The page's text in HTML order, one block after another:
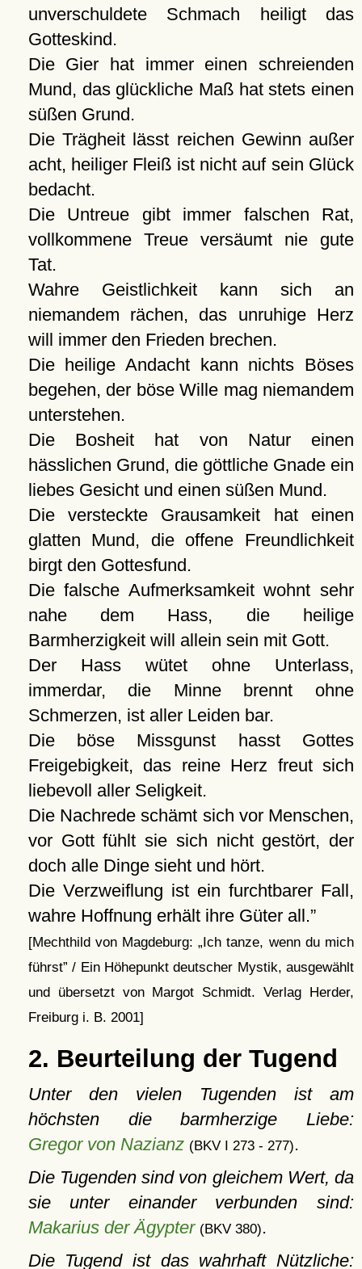
unverschuldete Schmach heiligt das
Gotteskind.
Die Gier hat immer einen schreienden
Mund, das glückliche Maß hat stets einen
süßen Grund.
Die Trägheit lässt reichen Gewinn außer
acht, heiliger Fleiß ist nicht auf sein Glück
bedacht.
Die Untreue gibt immer falschen Rat,
vollkommene Treue versäumt nie gute
Tat.
Wahre Geistlichkeit kann sich an
niemandem rächen, das unruhige Herz
will immer den Frieden brechen.
Die heilige Andacht kann nichts Böses
begehen, der böse Wille mag niemandem
unterstehen.
Die Bosheit hat von Natur einen
hässlichen Grund, die göttliche Gnade ein
liebes Gesicht und einen süßen Mund.
Die versteckte Grausamkeit hat einen
glatten Mund, die offene Freundlichkeit
birgt den Gottesfund.
Die falsche Aufmerksamkeit wohnt sehr
nahe dem Hass, die heilige
Barmherzigkeit will allein sein mit Gott.
Der Hass wütet ohne Unterlass,
immerdar, die Minne brennt ohne
Schmerzen, ist aller Leiden bar.
Die böse Missgunst hasst Gottes
Freigebigkeit, das reine Herz freut sich
liebevoll aller Seligkeit.
Die Nachrede schämt sich vor Menschen,
vor Gott fühlt sie sich nicht gestört, der
doch alle Dinge sieht und hört.
Die Verzweiflung ist ein furchtbarer Fall,
wahre Hoffnung erhält ihre Güter all.
[Mechthild von Magdeburg: Ich tanze, wenn du mich
führst
/ Ein Höhepunkt deutscher Mystik, ausgewählt
und übersetzt von Margot Schmidt. Verlag Herder,
Freiburg i. B. 2001]
2. Beurteilung der Tugend
Unter den vielen Tugenden ist am
höchsten die barmherzige Liebe:
Gregor von Nazianz (BKV I 273 - 277).
Die Tugenden sind von gleichem Wert, da
sie unter einander verbunden sind:
Makarius der Ägypter (BKV 380).
Die Tugend ist das wahrhaft Nützliche: